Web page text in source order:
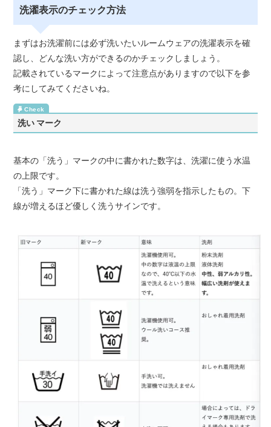
洗濯表示のチェック方法
まずはお洗濯前には必ず洗いたいルームウェアの洗濯表示を確
認し、どんな洗い方ができるのかチェックしましょう。
記載されているマークによって注意点がありますので以下を参
考にしてみてくださいね。
洗い マーク
基本の「洗う」マークの中に書かれた数字は、洗濯に使う水温
の上限です。
「洗う」マーク下に書かれた線は洗う強弱を指示したもの。下
線が増えるほど優しく洗うサインです。